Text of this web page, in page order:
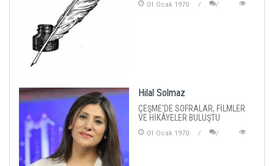
01 Ocak 1970
Hilal Solmaz
ÇEŞME'DE SOFRALAR, FİLMLER
VE HİKÂYELER BULUŞTU
01 Ocak 1970